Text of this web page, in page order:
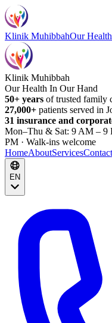
Klinik MuhibbahOur
Klinik Muhibbah
Our Health In Our Hand
50+ years of trusted family
27,000+ patients served in
31 insurance and
Mon–Thu & Sat: 9 AM – 9
PM · Walk-ins welcome
HomeAboutServicesContact
EN